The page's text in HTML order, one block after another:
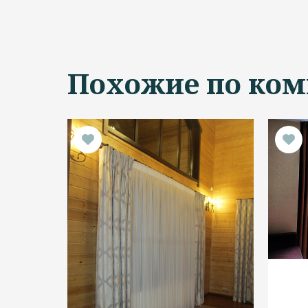
Похожие по